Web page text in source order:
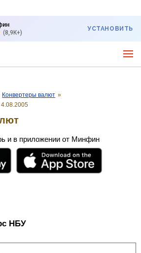
(8,9K+)
УСТАНОВИТЬ
Конвертеры валют »
4.08.2005
и в приложении от Минфин
НБУ